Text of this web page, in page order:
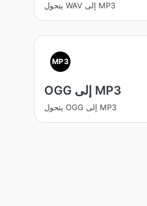
يتحول WAV إلى MP3
MP3
OGG إلى MP3
يتحول OGG إلى MP3